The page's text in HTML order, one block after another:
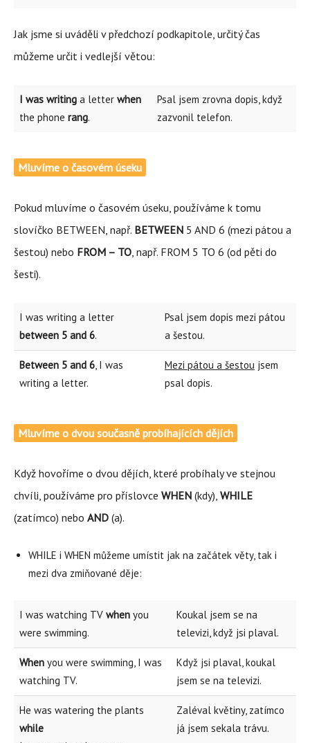
Jak jsme si uváděli v předchozí podkapitole, určitý čas
můžeme určit i vedlejší větou:
I was writing a letter when
the phone rang.
Psal jsem zrovna dopis, když
zazvonil telefon.
Mluvíme o časovém úseku
Pokud mluvíme o časovém úseku, používáme k tomu
slovíčko BETWEEN, např. BETWEEN 5 AND 6 (mezi pátou a
šestou) nebo FROM – TO, např. FROM 5 TO 6 (od pěti do
šesti).
I was writing a letter
between 5 and 6.
Psal jsem dopis mezi pátou
a šestou.
Between 5 and 6, I was
writing a letter.
Mezi pátou a šestou jsem
psal dopis.
Mluvíme o dvou současně probíhajících dějích
Když hovoříme o dvou dějích, které probíhaly ve stejnou
chvíli, používáme pro příslovce WHEN (kdy), WHILE
(zatímco) nebo AND (a).
WHILE i WHEN můžeme umístit jak na začátek věty, tak i
mezi dva zmiňované děje:
I was watching TV when you
were swimming.
Koukal jsem se na
televizi, když jsi plaval.
When you were swimming, I was
watching TV.
Když jsi plaval, koukal
jsem se na televizi.
He was watering the plants
while
Zaléval květiny, zatímco
já jsem sekala trávu.